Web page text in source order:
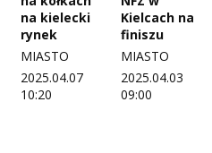
na kielecki
rynek
MIASTO
2025.04.07
10:20
Kielcach na
finiszu
MIASTO
2025.04.03
09:00